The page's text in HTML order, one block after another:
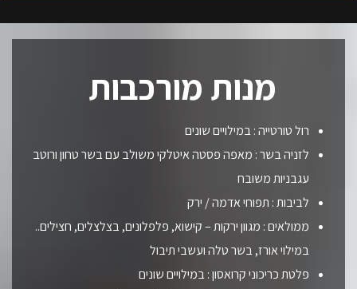
מנות מורכבות
רול טורטייה : במילויים שונים
לזניה בשר : מאפה פסטה איטלקי משולב עם בשר טחון ורוטב
עגבניות משובח
לביבות : תפוחי אדמה / ירק
ממולאים : מגוון ירקות – קישוא, פלפלונים, בצלצלים, חצילים..
במילוי אורז, בשר טלה ועשבי תיבול
פלטת כריכוני קרואסון : במילויים שונים